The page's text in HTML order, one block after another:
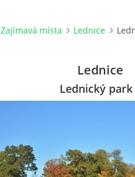
Zajímavá místa Lednice
Lednice
Lednický park